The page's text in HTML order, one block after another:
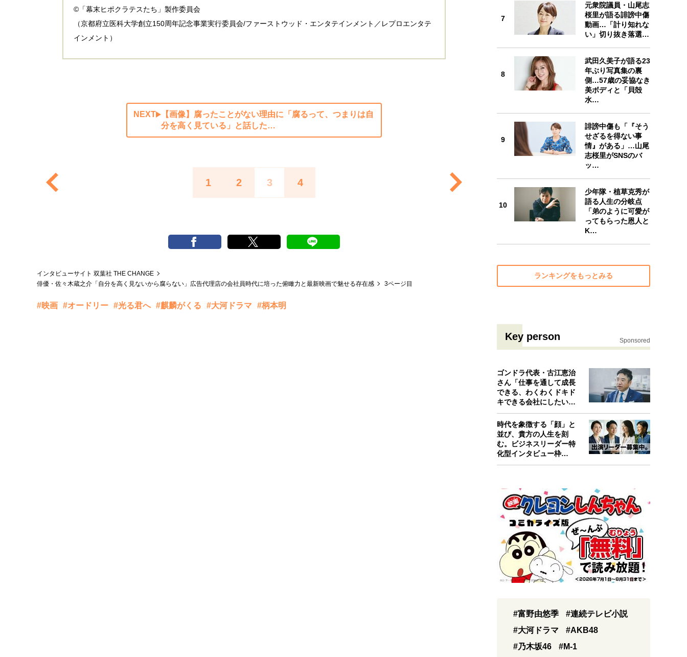
©「幕末ヒポクラテスたち」製作委員会
（京都府立医科大学創立150周年記念事業実行委員会/ファーストウッド・エンタテインメント／レプロエンタテ
インメント）
NEXT
【画像】腐ったことがない理由に「腐るって、つまりは自
分を高く見ている」と話した…
1 2 3 4
インタビューサイト 双葉社 THE CHANGE
俳優・佐々木蔵之介「自分を高く見ないから腐らない」広告代理店の会社員時代に培った俯瞰力と最新映画で魅せる存在感
3ページ目
#映画 #オードリー #光る君へ #麒麟がくる #大河ドラマ #柄本明
7
元衆院議員・山尾志
桜里が語る誹謗中傷
動画…「計り知れな
い」切り抜き落選…
8
武田久美子が語る23
年ぶり写真集の裏
側…57歳の妥協なき
美ボディと「貝殻
水…
9
誹謗中傷も「『そう
せざるを得ない事
情』がある」…山尾
志桜里がSNSのバ
ッ…
10
少年隊・植草克秀が
語る人生の分岐点
「弟のように可愛が
ってもらった恩人と
K…
ランキングをもっとみる
Key person Sponsored
ゴンドラ代表・古江恵治
さん「仕事を通して成長
できる、わくわくドキド
キできる会社にしたいと
考えたんで…
時代を象徴する「顔」と
並び、貴方の人生を刻
む。ビジネスリーダー特
化型インタビュー枠
『Key person』始…
#富野由悠季
#連続テレビ小説
#大河ドラマ
#AKB48
#乃木坂46
#M-1